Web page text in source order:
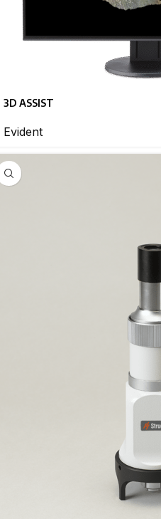
3D ASSIST
Evident